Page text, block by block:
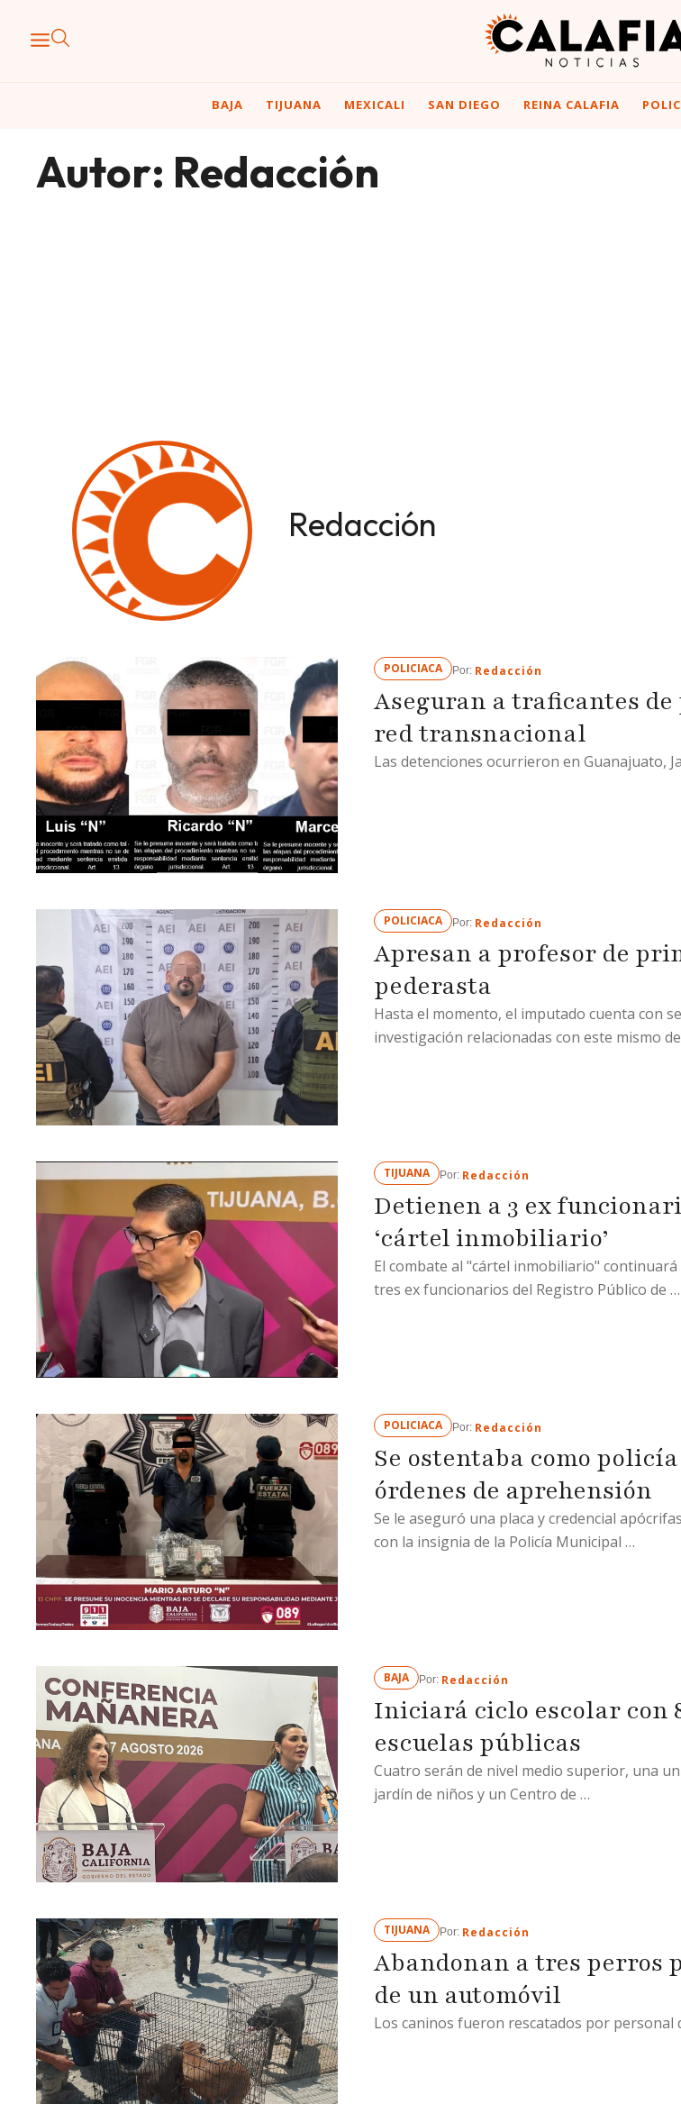
BAJA TIJUANA MEXICALI SAN DIEGO REINA CALAFIA
Autor: Redacción
Redacción
POLICIACA Por: Redacción
Aseguran a traficantes de
red transnacional
Las detenciones ocurrieron en Guanajuato,
POLICIACA Por: Redacción
Apresan a profesor de
pederasta
Hasta el momento, el imputado cuenta con
investigación relacionadas con este mismo
TIJUANA Por: Redacción
Detienen a 3 ex
‘cártel inmobiliario’
El combate al "cártel inmobiliario"
tres ex funcionarios del Registro Público de …
POLICIACA Por: Redacción
Se ostentaba como
órdenes de aprehensión
Se le aseguró una placa y credencial
con la insignia de la Policía Municipal …
BAJA Por: Redacción
Iniciará ciclo escolar con
escuelas públicas
Cuatro serán de nivel medio superior, una
jardín de niños y un Centro de …
TIJUANA Por: Redacción
Abandonan a tres perros
de un automóvil
Los caninos fueron rescatados por personal